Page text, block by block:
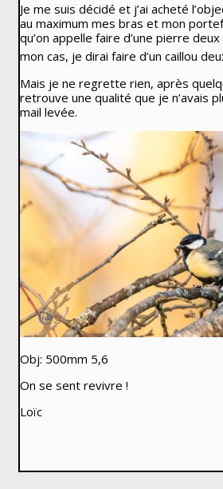
Je me suis décidé et j’ai acheté
au maximum mes bras et mon
qu’on appelle faire d’une pierre
mon cas, je dirai faire d’un caillou
Mais je ne regrette rien, après
retrouve une qualité que je n’avais
mail levée.
Obj: 500mm 5,6
On se sent revivre !
Loïc